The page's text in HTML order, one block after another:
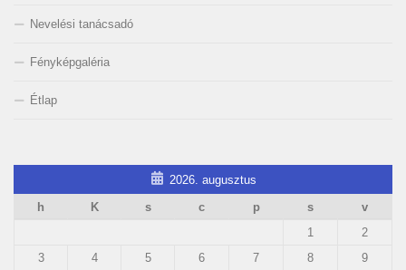
Nevelési tanácsadó
Fényképgaléria
Étlap
2026. augusztus
h
K s c p s
v
1
2
3
4 5 6 7 8
9